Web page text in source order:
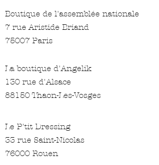
Boutique de l'assemblée nationale
7 rue Aristide Briand
75007 Paris
La boutique d'Angelik
130 rue d'Alsace
88150 Thaon-Les-Vosges
Le P'tit Dressing
33 rue Saint-Nicolas
76000 Rouen